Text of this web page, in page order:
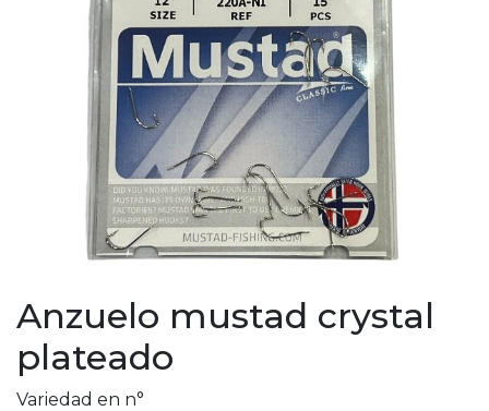
Anzuelo mustad crystal
plateado
Variedad en n°